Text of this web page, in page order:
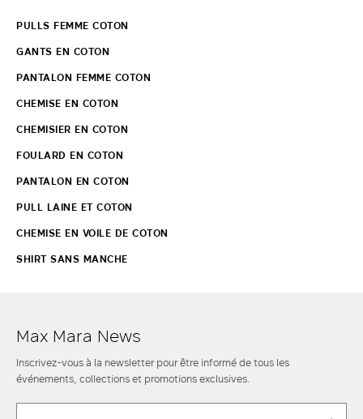
PULLS FEMME COTON
GANTS EN COTON
PANTALON FEMME COTON
CHEMISE EN COTON
CHEMISIER EN COTON
FOULARD EN COTON
PANTALON EN COTON
PULL LAINE ET COTON
CHEMISE EN VOILE DE COTON
SHIRT SANS MANCHE
Max Mara News
Inscrivez-vous à la newsletter pour être informé de tous les
événements, collections et promotions exclusives.